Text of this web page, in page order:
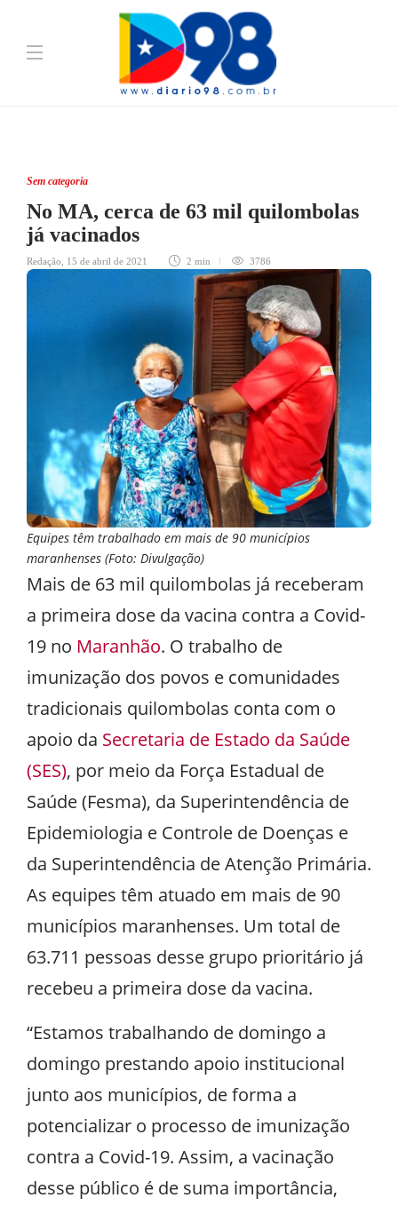
Sem categoria
No MA, cerca de 63 mil quilombolas
já vacinados
Redação 15 de abril de 2021 2 min 3786
Equipes têm trabalhado em mais de 90 municípios
maranhenses (Foto: Divulgação)
Mais de 63 mil quilombolas já receberam
a primeira dose da vacina contra a Covid-
19 no Maranhão. O trabalho de
imunização dos povos e comunidades
tradicionais quilombolas conta com o
apoio da Secretaria de Estado da Saúde
(SES), por meio da Força Estadual de
Saúde (Fesma), da Superintendência de
Epidemiologia e Controle de Doenças e
da Superintendência de Atenção Primária.
As equipes têm atuado em mais de 90
municípios maranhenses. Um total de
63.711 pessoas desse grupo prioritário já
recebeu a primeira dose da vacina.
“Estamos trabalhando de domingo a
domingo prestando apoio institucional
junto aos municípios, de forma a
potencializar o processo de imunização
contra a Covid-19. Assim, a vacinação
desse público é de suma importância,